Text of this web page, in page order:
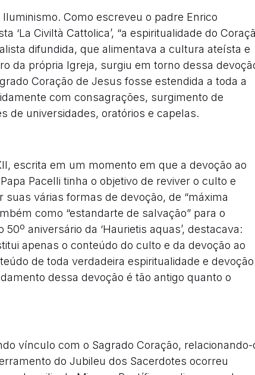
Como escreveu o padre Enrico
‘La Civiltà Cattolica’, “a espiritualidade do
difundida, que alimentava a cultura ateísta e
da própria Igreja, surgiu em torno dessa
Coração de Jesus fosse estendida a toda a
com consagrações, surgimento de
de universidades, oratórios e capelas.
escrita em um momento em que a devoção ao
Pacelli tinha o objetivo de reviver o culto e
várias formas de devoção, de “máxima
como “estandarte de salvação” para o
aniversário da ‘Haurietis aquas’, destacava:
apenas o conteúdo do culto e da devoção ao
de toda verdadeira espiritualidade e devoção
dessa devoção é tão antigo quanto o
vínculo com o Sagrado Coração, relacionando-
do Jubileu dos Sacerdotes ocorreu